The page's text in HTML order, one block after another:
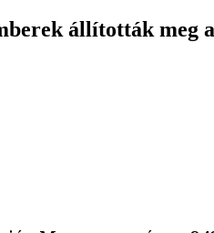
állították meg